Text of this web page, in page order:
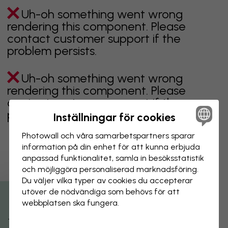
Uh-oh something went wrong
rendering this component. Please
contact customer support if the
problem persists.
Uh-oh something went wrong
rendering this component. Please
contact customer support if the
problem persists.
Visar sidan 1 av 1 sidor
Utforska fler kategorier
Inställningar för cookies
Photowall och våra samarbets­partners sparar
information på din enhet för att kunna erbjuda
anpassad funktionalitet, samla in besöks­statistik
och möjliggöra personaliserad marknads­föring.
Du väljer vilka typer av cookies du accepterar
utöver de nödvändiga som behövs för att
webbplatsen ska fungera.